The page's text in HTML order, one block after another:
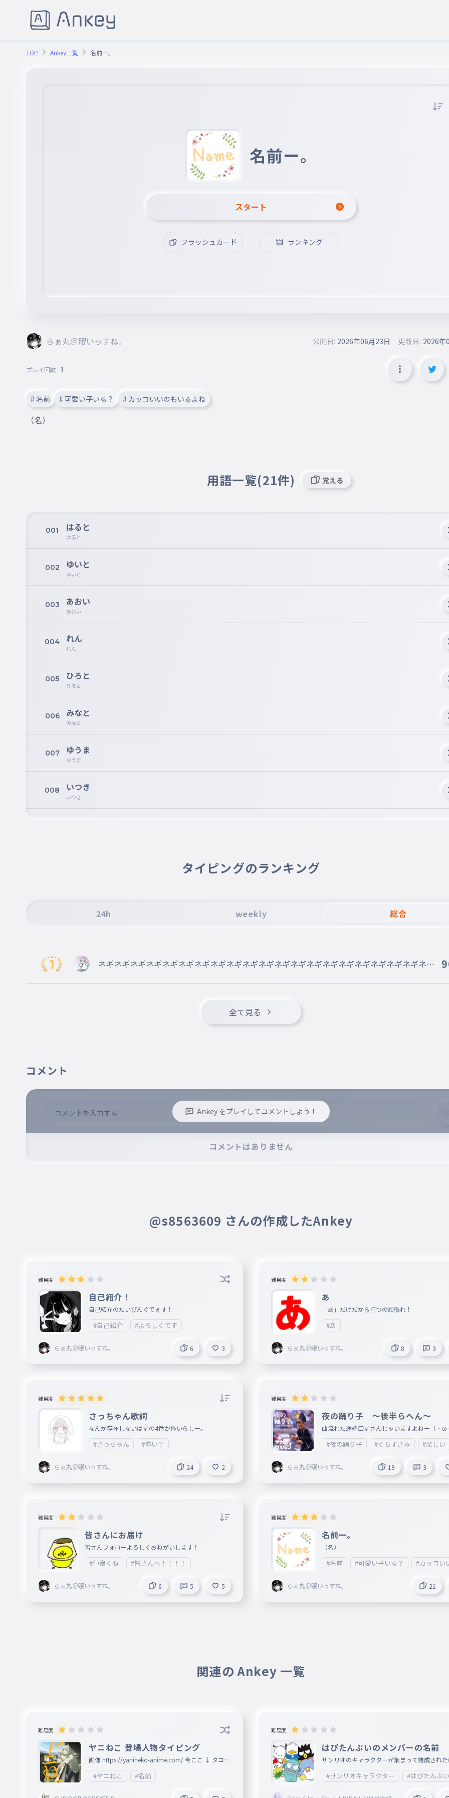
TOP Ankey一覧 名前ー。
名前ー。
スタート
フラッシュカード ランキング
らぁ丸＠眠いっすね。 公開日: 2026年06月23日 更新日: 2026年
プレイ回数 1
# 名前 # 可愛い子いる？ # カッコいいのもいるよね
（名）
用語一覧(21件) 覚える
001 はると
はると
002 ゆいと
ゆいと
003 あおい
あおい
004 れん
れん
005 ひろと
ひろと
006 みなと
みなと
007 ゆうま
ゆうま
008 いつき
いつき
012 ゆい
015
りん
うっ、、自分の名前と似てる気もする...
020 皆は自分の名前あった？
みんなはじぶんのなまえあった？
021
コメントで別に言わなくてもいいからね
コメントでべつにいわなくてもいいからね
ほんとに。まぁ言わないとおもうけど(；・∀・)
タイピングのランキング
24h weekly 総合
ネギネギネギネギネギネギネギネギネギネギネギネギネギネギネギネギネギネギネギネギネギ
全て見る
コメント
Ankey をプレイしてコメントしよう！
コメントはありません
@s8563609 さんの作成したAnkey
難易度
自己紹介！
自己紹介のたいぴんぐでぇす！
#自己紹介 #よろしくです
らぁ丸＠眠いっすね。 6 3
難易度
あ
「あ」だけだから打つの頑張れ！
#あ
らぁ丸＠眠いっすね。 8 3
難易度
さっちゃん歌詞
なんか存在しないはずの4番が怖いらしー。
#さっちゃん #怖い？
らぁ丸＠眠いっすね。 24 2
難易度
夜の踊り子 〜後半らへん〜
曲流れた途端口ずさんじゃいますよねー（
サビから始まりますよぉ
#夜の踊り子 #くちずさみ #楽しい
らぁ丸＠眠いっすね。 19 3
難易度
皆さんにお届け
皆さんフォローよろしくおねがいします！
#仲良くね #皆さんへ！！！！
らぁ丸＠眠いっすね。 6 5 5
難易度
名前ー。
（名）
#名前 #可愛い子いる？ #カッコい
らぁ丸＠眠いっすね。 21
関連の Ankey 一覧
難易度
ヤニねこ 登場人物タイピング
画像 https://yanineko-anime.com/ 今ここ ↓ タコピ
ーの原罪→ヤニねこ→みいちゃんと山田さん
#ヤニねこ #名前
難易度
はぴたんぶいのメンバーの名前
サンリオのキャラクターが集まって結成され
たんぶい。 今回はそのはぴたんぶいのメンバ
前をタイピングにしました。 はぴたんぶいが
#サンリオキャラクター #はぴたんぶい